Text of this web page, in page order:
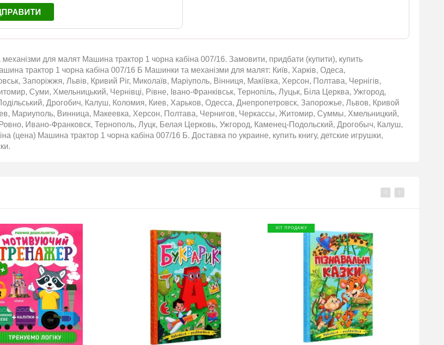
кожна
стати
посилку
номером
2026-06-18
для малят Машина трактор 1 чорна кабіна 007/16. Замовити, придбати (купити), купить
трактор 1 чорна кабіна 007/16 Б Машинки та механізми для малят: Київ, Харків, Одеса,
Запоріжжя, Львів, Кривий Ріг, Миколаїв, Маріуполь, Вінниця, Макіївка, Херсон, Полтава, Чернігів,
Суми, Хмельницький, Чернівці, Рівне, Івано-Франківськ, Тернопіль, Луцьк, Біла Церква, Ужгород,
Дрогобич, Калуш, Коломия, Киев, Харьков, Одесса, Днепропетровск, Запорожье, Львов, Кривой
Мариуполь, Винница, Макеевка, Херсон, Полтава, Чернигов, Черкассы, Житомир, Суммы, Хмельницкий,
Ивано-Франковск, Тернополь, Луцк, Белая Церковь, Ужгород, Каменец-Подольский, Дрогобыч, Калуш,
(цена) Машина трактор 1 чорна кабіна 007/16 Б. Доставка по украине, купить книгу, детские игрушки,
ХІТ ПРОДАЖУ